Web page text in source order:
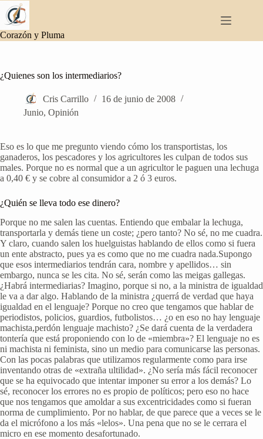
Saltar
contenido
Corazón y Pluma
¿Quienes son los intermediarios?
Cris Carrillo
16 de junio de 2008
Junio, Opinión
Eso es lo que me pregunto viendo cómo los transportistas, los
ganaderos, los pescadores y los agricultores les culpan de todos sus
males. Porque no es normal que a un agricultor le paguen una lechuga
a 0,40 € y se cobre al consumidor a 2 ó 3 euros.
¿Quién se lleva todo ese dinero?
Porque no me salen las cuentas. Entiendo que embalar la lechuga,
transportarla y demás tiene un coste; ¿pero tanto? No sé, no me cuadra.
Y claro, cuando salen los huelguistas hablando de ellos como si fuera
un ente abstracto, pues ya es como que no me cuadra nada.Supongo
que esos intermediarios tendrán cara, nombre y apellidos… sin
embargo, nunca se les cita. No sé, serán como las meigas gallegas.
¿Habrá intermediarias? Imagino, porque si no, a la ministra de igualdad
le va a dar algo. Hablando de la ministra ¿querrá de verdad que haya
igualdad en el lenguaje? Porque no creo que tengamos que hablar de
periodistos, policios, guardios, futbolistos… ¿o en eso no hay lenguaje
machista,perdón lenguaje machisto? ¿Se dará cuenta de la verdadera
tontería que está proponiendo con lo de «miembra»? El lenguaje no es
ni machista ni feminista, sino un medio para comunicarse las personas.
Con las pocas palabras que utilizamos regularmente como para irse
inventando otras de «extraña ultilidad». ¿No sería más fácil reconocer
que se ha equivocado que intentar imponer su error a los demás? Lo
sé, reconocer los errores no es propio de políticos; pero eso no hace
que nos tengamos que amoldar a sus excentricidades como si fueran
norma de cumplimiento. Por no hablar, de que parece que a veces se le
da el micrófono a los más «lelos». Una pena que no se le cerrara el
micro en ese momento desafortunado.